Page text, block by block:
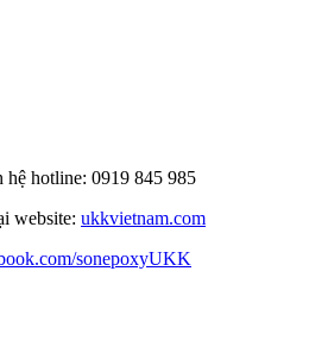
hotline: 0919 845 985
website: ukkvietnam.com
sonepoxyUKK